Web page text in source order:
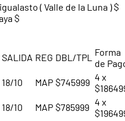
( Valle de la Luna ) $
$
SALIDA REG DBL/TPL Forma
de
18/10 MAP $745999 4 x
18/10 MAP $785999 4 x